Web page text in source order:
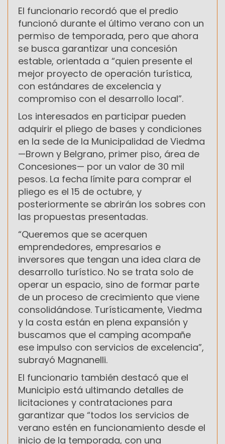
El funcionario recordó que el predio
funcionó durante el último verano con un
permiso de temporada, pero que ahora
se busca garantizar una concesión
estable, orientada a “quien presente el
mejor proyecto de operación turística,
con estándares de excelencia y
compromiso con el desarrollo local”.
Los interesados en participar pueden
adquirir el pliego de bases y condiciones
en la sede de la Municipalidad de Viedma
—Brown y Belgrano, primer piso, área de
Concesiones— por un valor de 30 mil
pesos. La fecha límite para comprar el
pliego es el 15 de octubre, y
posteriormente se abrirán los sobres con
las propuestas presentadas.
“Queremos que se acerquen
emprendedores, empresarios e
inversores que tengan una idea clara de
desarrollo turístico. No se trata solo de
operar un espacio, sino de formar parte
de un proceso de crecimiento que viene
consolidándose. Turísticamente, Viedma
y la costa están en plena expansión y
buscamos que el camping acompañe
ese impulso con servicios de excelencia”,
subrayó Magnanelli.
El funcionario también destacó que el
Municipio está ultimando detalles de
licitaciones y contrataciones para
garantizar que “todos los servicios de
verano estén en funcionamiento desde el
inicio de la temporada, con una